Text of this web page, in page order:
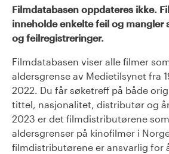
Filmdatabasen oppdateres ikke.
inneholde enkelte feil og mangler
og feilregistreringer.
Filmdatabasen viser alle filmer
aldersgrense av Medietilsynet fra
2022. Du får søketreff på både
tittel, nasjonalitet, distributør og
2023 er det filmdistributørene
aldersgrenser på kinofilmer i
filmdistributørene er ansvarlig for